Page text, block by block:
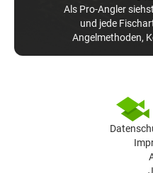
Als Pro-Angler
und jede
Angelmethoden,